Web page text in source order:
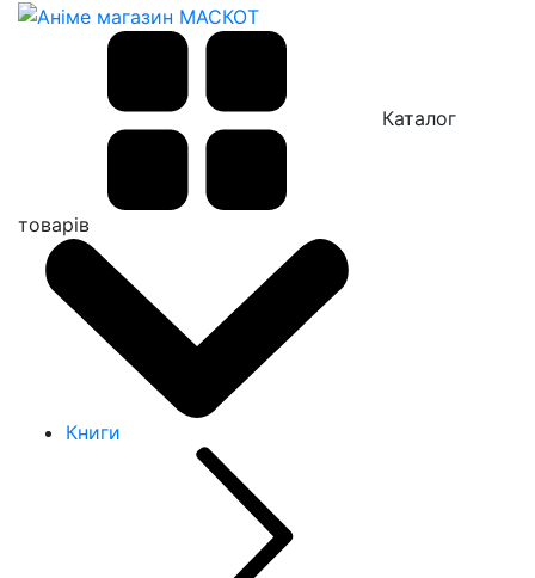
Каталог
товарів
Книги